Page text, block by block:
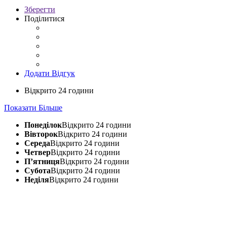
Зберегти
Поділитися
Додати Відгук
Відкрито 24 години
Показати Більше
ПонеділокВідкрито 24 години
ВівторокВідкрито 24 години
СередаВідкрито 24 години
ЧетверВідкрито 24 години
П’ятницяВідкрито 24 години
СуботаВідкрито 24 години
НеділяВідкрито 24 години